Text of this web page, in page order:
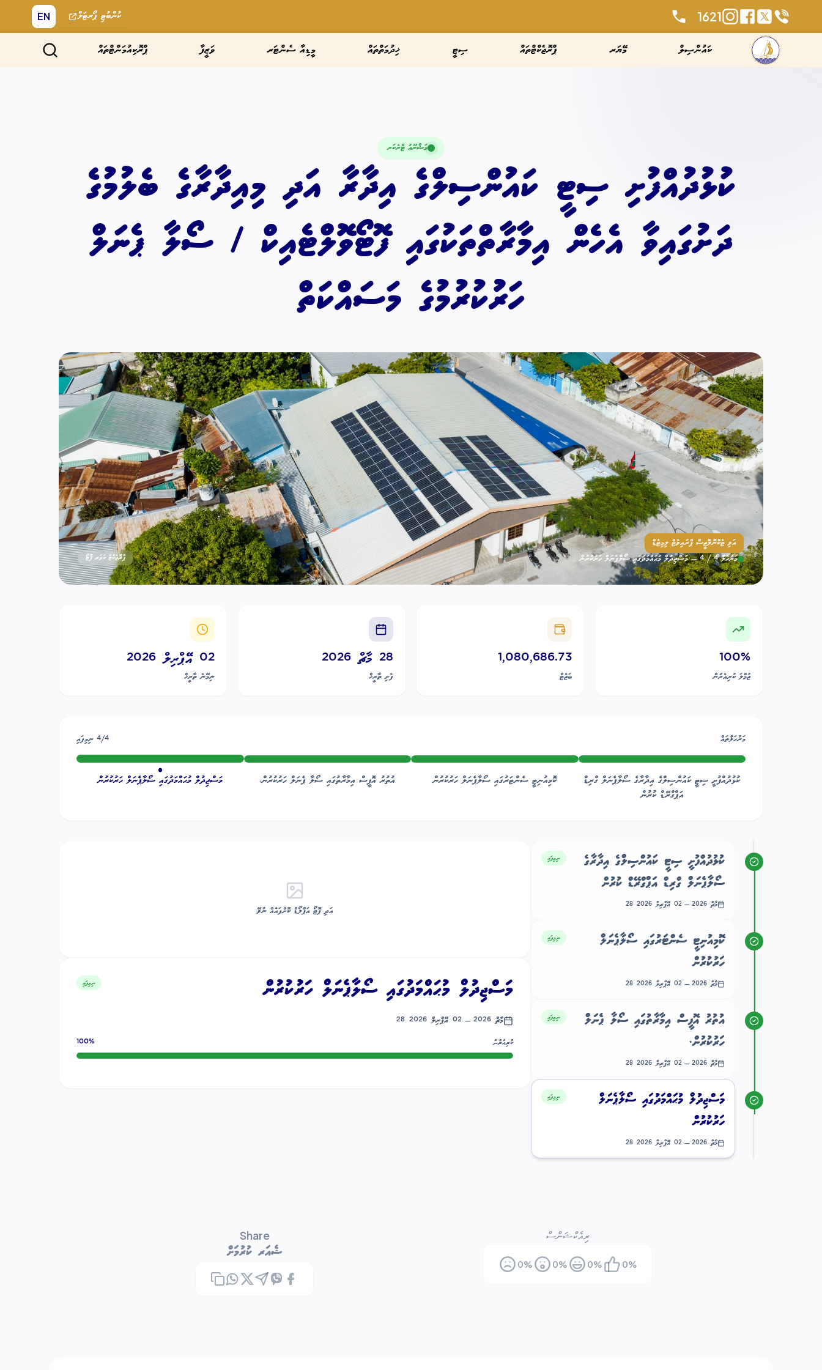
1621 ކުންބުޓި ޕޯރޓަލް EN
ކައުންސިލް މޭޔަރ ޕްރޮޖެކްޓްތައް ސިޓީ ޚިދުމަތްތައް މީޑިއާ ސެންޓަރ ވަޒީފާ ޕްރޮކިއުމަންޓްތައް
މަޝްރޫޢު ޓްރެކަރ
ކުޅުދުއްފުށި ސިޓީ ކައުންސިލްގެ އިދާރާ އަދި މިއިދާރާގެ ބެލުމުގެ
ދަށުގައިވާ އެހެން އިމާރާތްތަކުގައި ފޮޓޯވޮލްޓެއިކް / ސޯލާ ޕެނަލް
ހަރުުކުރުމުގެ މަސައްކަތް
އަވި ޓެކްނޮލޮޖީސް ޕްރައިވެޓް ލިމިޓެޑް
މަރުހަލާ4
/
4— މަސްޖިދުލް މުޙައްމަދުގައި ސޯލާޕެނަލް ހަރުކުރުން ޕްރޮޖެކްޓް ކަވަރ ފޮޓޯ
100%
ޖުމްލަ ކުރިއެރުން
1,080,686.73
ބަޖެޓް
28 މާޗް 2026
ފެށި ތާރީޚް
02 އޭޕްރިލް 2026
ނިމޭނެ ތާރީޚް
މަރުހަލާތައް 4/4 ނިމިފައި
ކުޅުދުއްފުށީ ސިޓީ ކައުންސިލްގެ އިދާރާގެ ސޯލާޕެނަލް ގްރިޑް
އަޕްގްރޭޑް ކުރުން
ކޮމިއުނިޓީ ސެންޓަރުގައި ސޯލާޕެނަލް ހަރުކުރުން އުތުރު އޮފީސް އިމާރާތުގައި ސޯލާ ޕެނަލް ހަރުކުރުން. މަސްޖިދުލް މުޙައްމަދުގައި ސޯލާޕެނަލް ހަރުކުރުން
ކުޅުދުއްފުށީ ސިޓީ ކައުންސިލްގެ އިދާރާގެ
ސޯލާޕެނަލް ގްރިޑް އަޕްގްރޭޑް ކުރުން
ނިމިފައި
28 މާޗް 2026 — 02 އޭޕްރިލް 2026
ކޮމިއުނިޓީ ސެންޓަރުގައި ސޯލާޕެނަލް
ހަރުކުރުން
ނިމިފައި
28 މާޗް 2026 — 02 އޭޕްރިލް 2026
އުތުރު އޮފީސް އިމާރާތުގައި ސޯލާ ޕެނަލް
ހަރުކުރުން.
ނިމިފައި
28 މާޗް 2026 — 02 އޭޕްރިލް 2026
މަސްޖިދުލް މުޙައްމަދުގައި ސޯލާޕެނަލް
ހަރުކުރުން
ނިމިފައި
28 މާޗް 2026 — 02 އޭޕްރިލް 2026
އަދި ފޮޓޯ އަޕްލޯޑް ކޮށްފައެއް ނުވޭ
މަސްޖިދުލް މުޙައްމަދުގައި ސޯލާޕެނަލް ހަރުކުރުން ނިމިފައި
28 މާޗް 2026 — 02 އޭޕްރިލް 2026
ކުރިއެރުން 100%
ރިއެކްޝަންސް
0%
0%
0%
0%
Share
ޝެއަރ ކުރުމަށް